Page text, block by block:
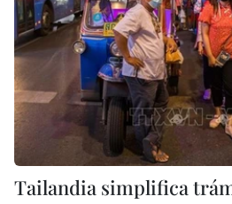
Tailandia simplifica